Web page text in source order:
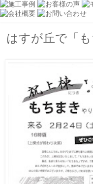
はすが丘で「